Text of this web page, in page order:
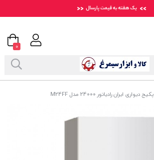
پکیج دیواری ایران رادیاتور 24000 مدل M24FF
0